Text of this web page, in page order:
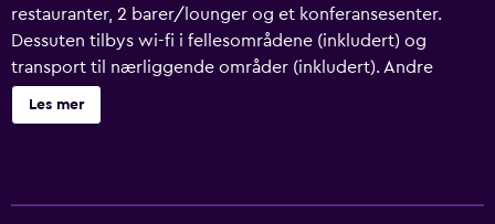
restauranter, 2 barer/lounger og et konferansesenter.
Dessuten tilbys wi-fi i fellesområdene (inkludert) og
transport til nærliggende områder (inkludert). Andre
fasiliteter som tilbys, er ubetjent parkering, et
barnebasseng og concierge-tjenester. Utskifting av
Les mer